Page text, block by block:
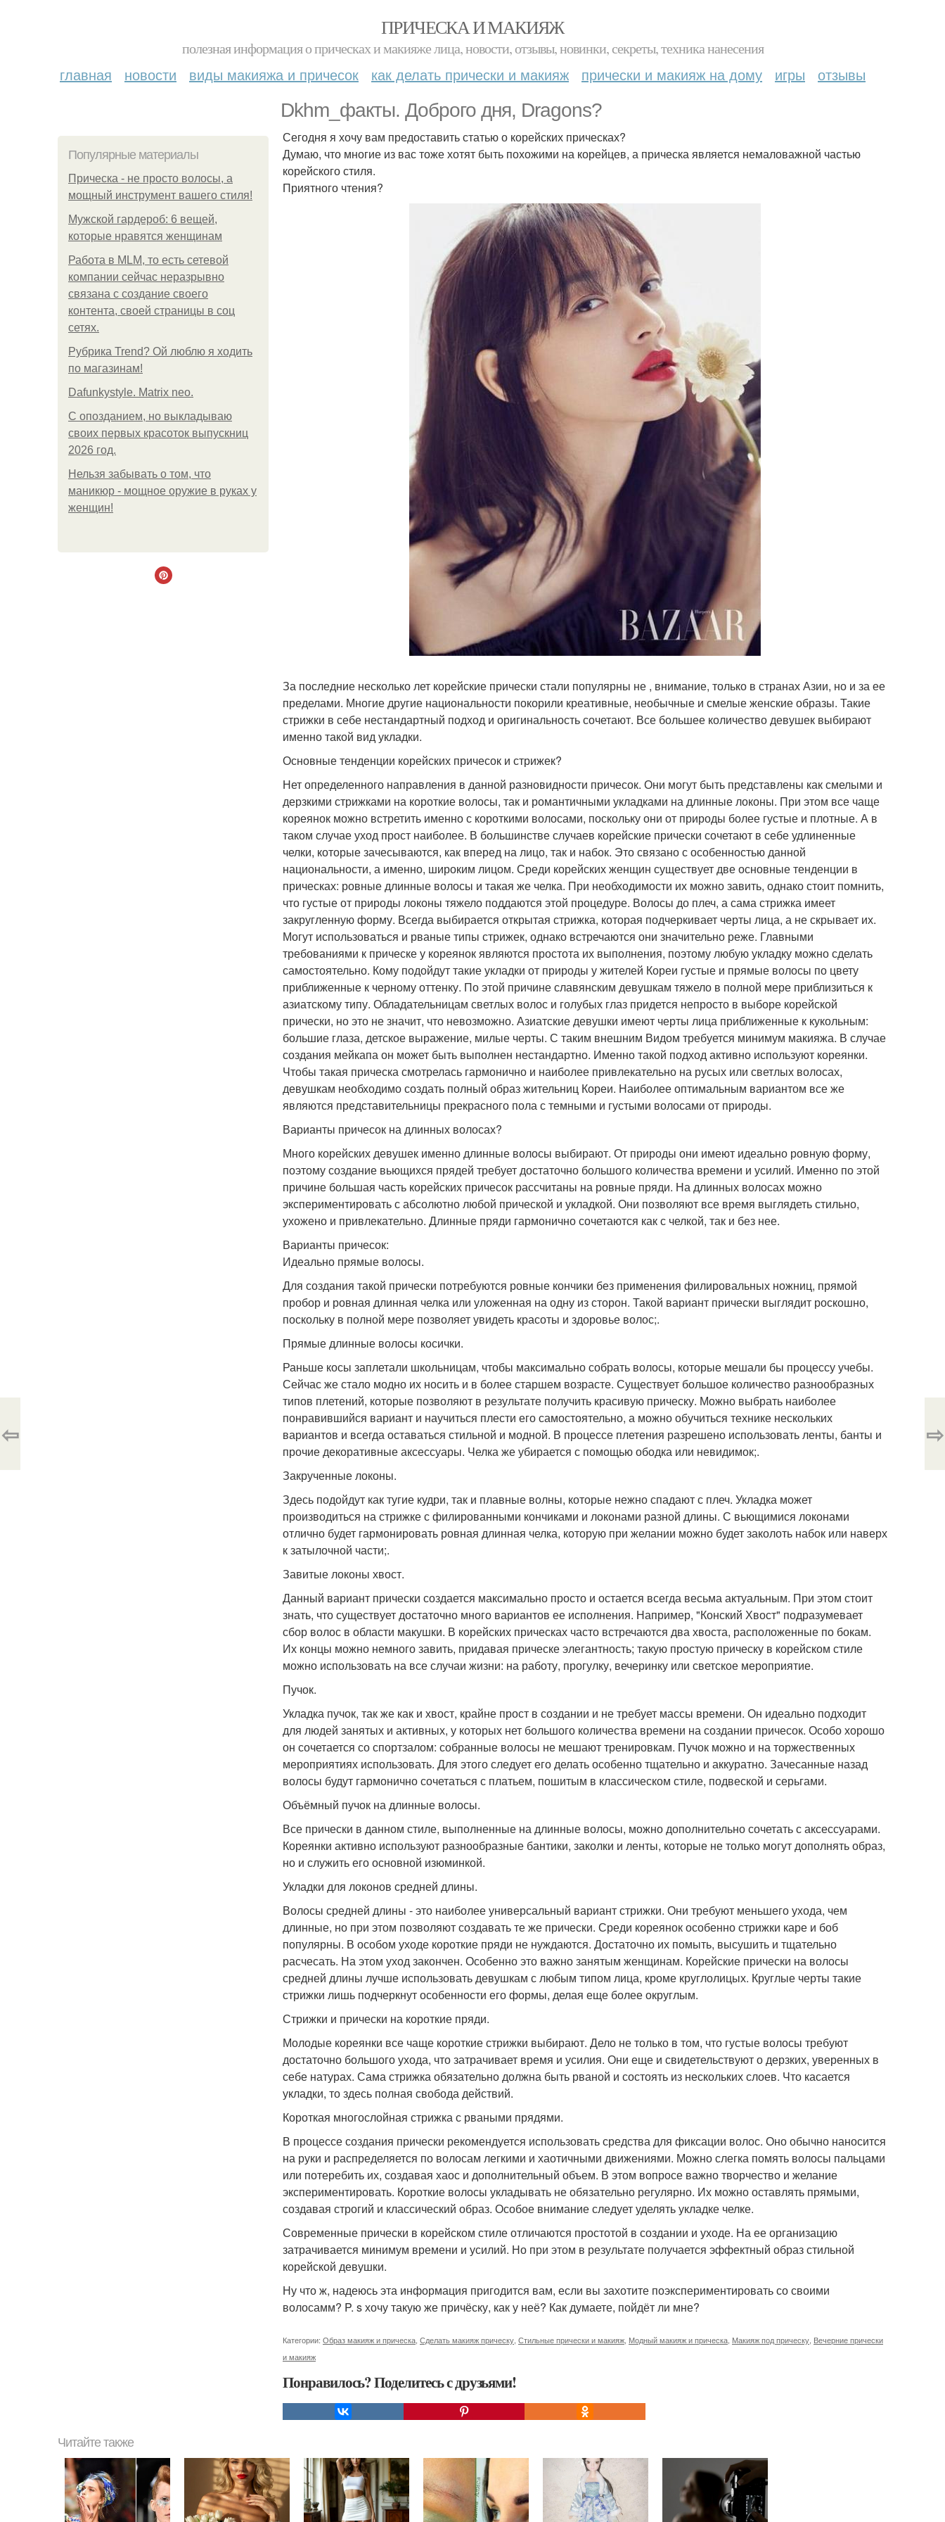
ПРИЧЕСКА И МАКИЯЖ
полезная информация о прическах и макияже лица, новости, отзывы, новинки, секреты, техника нанесения
главная новости виды макияжа и причесок как делать прически и макияж прически и макияж на дому игры отзывы
Dkhm_факты. Доброго дня, Dragons?
Популярные материалы
Прическа - не просто волосы, а
мощный инструмент вашего стиля!
Мужской гардероб: 6 вещей,
которые нравятся женщинам
Работа в MLM, то есть сетевой
компании сейчас неразрывно
связана с создание своего
контента, своей страницы в соц
сетях.
Рубрика Trend? Ой люблю я ходить
по магазинам!
Dafunkystyle. Matrix neo.
С опозданием, но выкладываю
своих первых красоток выпускниц
2026 год.
Нельзя забывать о том, что
маникюр - мощное оружие в руках у
женщин!
Сегодня я хочу вам предоставить статью о корейских прическах?
Думаю, что многие из вас тоже хотят быть похожими на корейцев, а прическа является немаловажной частью
корейского стиля.
Приятного чтения?
За последние несколько лет корейские прически стали популярны не , внимание, только в странах Азии, но и за ее
пределами. Многие другие национальности покорили креативные, необычные и смелые женские образы. Такие
стрижки в себе нестандартный подход и оригинальность сочетают. Все большее количество девушек выбирают
именно такой вид укладки.
Основные тенденции корейских причесок и стрижек?
Нет определенного направления в данной разновидности причесок. Они могут быть представлены как смелыми и
дерзкими стрижками на короткие волосы, так и романтичными укладками на длинные локоны. При этом все чаще
кореянок можно встретить именно с короткими волосами, поскольку они от природы более густые и плотные. А в
таком случае уход прост наиболее. В большинстве случаев корейские прически сочетают в себе удлиненные
челки, которые зачесываются, как вперед на лицо, так и набок. Это связано с особенностью данной
национальности, а именно, широким лицом. Среди корейских женщин существует две основные тенденции в
прическах: ровные длинные волосы и такая же челка. При необходимости их можно завить, однако стоит помнить,
что густые от природы локоны тяжело поддаются этой процедуре. Волосы до плеч, а сама стрижка имеет
закругленную форму. Всегда выбирается открытая стрижка, которая подчеркивает черты лица, а не скрывает их.
Могут использоваться и рваные типы стрижек, однако встречаются они значительно реже. Главными
требованиями к прическе у кореянок являются простота их выполнения, поэтому любую укладку можно сделать
самостоятельно. Кому подойдут такие укладки от природы у жителей Кореи густые и прямые волосы по цвету
приближенные к черному оттенку. По этой причине славянским девушкам тяжело в полной мере приблизиться к
азиатскому типу. Обладательницам светлых волос и голубых глаз придется непросто в выборе корейской
прически, но это не значит, что невозможно. Азиатские девушки имеют черты лица приближенные к кукольным:
большие глаза, детское выражение, милые черты. С таким внешним Видом требуется минимум макияжа. В случае
создания мейкапа он может быть выполнен нестандартно. Именно такой подход активно используют кореянки.
Чтобы такая прическа смотрелась гармонично и наиболее привлекательно на русых или светлых волосах,
девушкам необходимо создать полный образ жительниц Кореи. Наиболее оптимальным вариантом все же
являются представительницы прекрасного пола с темными и густыми волосами от природы.
Варианты причесок на длинных волосах?
Много корейских девушек именно длинные волосы выбирают. От природы они имеют идеально ровную форму,
поэтому создание вьющихся прядей требует достаточно большого количества времени и усилий. Именно по этой
причине большая часть корейских причесок рассчитаны на ровные пряди. На длинных волосах можно
экспериментировать с абсолютно любой прической и укладкой. Они позволяют все время выглядеть стильно,
ухожено и привлекательно. Длинные пряди гармонично сочетаются как с челкой, так и без нее.
Варианты причесок:
Идеально прямые волосы.
Для создания такой прически потребуются ровные кончики без применения филировальных ножниц, прямой
пробор и ровная длинная челка или уложенная на одну из сторон. Такой вариант прически выглядит роскошно,
поскольку в полной мере позволяет увидеть красоты и здоровье волос;.
Прямые длинные волосы косички.
Раньше косы заплетали школьницам, чтобы максимально собрать волосы, которые мешали бы процессу учебы.
Сейчас же стало модно их носить и в более старшем возрасте. Существует большое количество разнообразных
типов плетений, которые позволяют в результате получить красивую прическу. Можно выбрать наиболее
понравившийся вариант и научиться плести его самостоятельно, а можно обучиться технике нескольких
вариантов и всегда оставаться стильной и модной. В процессе плетения разрешено использовать ленты, банты и
прочие декоративные аксессуары. Челка же убирается с помощью ободка или невидимок;.
Закрученные локоны.
Здесь подойдут как тугие кудри, так и плавные волны, которые нежно спадают с плеч. Укладка может
производиться на стрижке с филированными кончиками и локонами разной длины. С вьющимися локонами
отлично будет гармонировать ровная длинная челка, которую при желании можно будет заколоть набок или наверх
к затылочной части;.
Завитые локоны хвост.
Данный вариант прически создается максимально просто и остается всегда весьма актуальным. При этом стоит
знать, что существует достаточно много вариантов ее исполнения. Например, "Конский Хвост" подразумевает
сбор волос в области макушки. В корейских прическах часто встречаются два хвоста, расположенные по бокам.
Их концы можно немного завить, придавая прическе элегантность; такую простую прическу в корейском стиле
можно использовать на все случаи жизни: на работу, прогулку, вечеринку или светское мероприятие.
Пучок.
Укладка пучок, так же как и хвост, крайне прост в создании и не требует массы времени. Он идеально подходит
для людей занятых и активных, у которых нет большого количества времени на создании причесок. Особо хорошо
он сочетается со спортзалом: собранные волосы не мешают тренировкам. Пучок можно и на торжественных
мероприятиях использовать. Для этого следует его делать особенно тщательно и аккуратно. Зачесанные назад
волосы будут гармонично сочетаться с платьем, пошитым в классическом стиле, подвеской и серьгами.
Объёмный пучок на длинные волосы.
Все прически в данном стиле, выполненные на длинные волосы, можно дополнительно сочетать с аксессуарами.
Кореянки активно используют разнообразные бантики, заколки и ленты, которые не только могут дополнять образ,
но и служить его основной изюминкой.
Укладки для локонов средней длины.
Волосы средней длины - это наиболее универсальный вариант стрижки. Они требуют меньшего ухода, чем
длинные, но при этом позволяют создавать те же прически. Среди кореянок особенно стрижки каре и боб
популярны. В особом уходе короткие пряди не нуждаются. Достаточно их помыть, высушить и тщательно
расчесать. На этом уход закончен. Особенно это важно занятым женщинам. Корейские прически на волосы
средней длины лучше использовать девушкам с любым типом лица, кроме круглолицых. Круглые черты такие
стрижки лишь подчеркнут особенности его формы, делая еще более округлым.
Стрижки и прически на короткие пряди.
Молодые кореянки все чаще короткие стрижки выбирают. Дело не только в том, что густые волосы требуют
достаточно большого ухода, что затрачивает время и усилия. Они еще и свидетельствуют о дерзких, уверенных в
себе натурах. Сама стрижка обязательно должна быть рваной и состоять из нескольких слоев. Что касается
укладки, то здесь полная свобода действий.
Короткая многослойная стрижка с рваными прядями.
В процессе создания прически рекомендуется использовать средства для фиксации волос. Оно обычно наносится
на руки и распределяется по волосам легкими и хаотичными движениями. Можно слегка помять волосы пальцами
или потеребить их, создавая хаос и дополнительный объем. В этом вопросе важно творчество и желание
экспериментировать. Короткие волосы укладывать не обязательно регулярно. Их можно оставлять прямыми,
создавая строгий и классический образ. Особое внимание следует уделять укладке челке.
Современные прически в корейском стиле отличаются простотой в создании и уходе. На ее организацию
затрачивается минимум времени и усилий. Но при этом в результате получается эффектный образ стильной
корейской девушки.
Ну что ж, надеюсь эта информация пригодится вам, если вы захотите поэкспериментировать со своими
волосамм? P. s хочу такую же причёску, как у неё? Как думаете, пойдёт ли мне?
Категории: Образ макияж и прическа Сделать макияж прическу Стильные прически и макияж Модный макияж и прическа Макияж под прическу Вечерние прически
и макияж
Понравилось? Поделитесь с друзьями!
⇦ ⇨
Читайте также